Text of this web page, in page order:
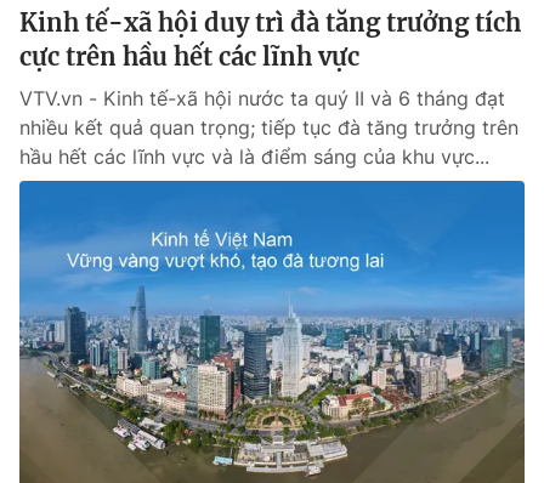
Kinh tế-xã hội duy trì đà tăng trưởng tích
cực trên hầu hết các lĩnh vực
VTV.vn - Kinh tế-xã hội nước ta quý II và 6 tháng đạt
nhiều kết quả quan trọng; tiếp tục đà tăng trưởng trên
hầu hết các lĩnh vực và là điểm sáng của khu vực...